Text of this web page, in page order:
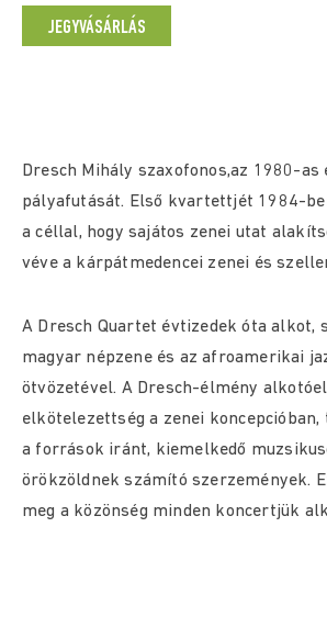
JEGYVÁSÁRLÁS
Dresch Mihály szaxofonos,az 1980-as
pályafutását. Első kvartettjét 1984-
a céllal, hogy sajátos zenei utat
véve a kárpátmedencei zenei és
A Dresch Quartet évtizedek óta alkot,
magyar népzene és az afroamerikai
ötvözetével. A Dresch-élmény
elkötelezettség a zenei
a források iránt, kiemelkedő
örökzöldnek számító szerzemények.
meg a közönség minden koncertjük